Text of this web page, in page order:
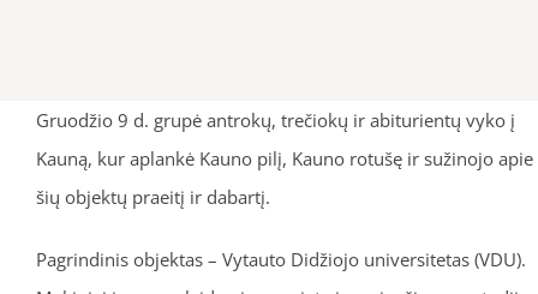
Gruodžio 9 d. grupė antrokų, trečiokų ir abiturientų vyko į
Kauną, kur aplankė Kauno pilį, Kauno rotušę ir sužinojo apie
šių objektų praeitį ir dabartį.
Pagrindinis objektas – Vytauto Didžiojo universitetas (VDU).